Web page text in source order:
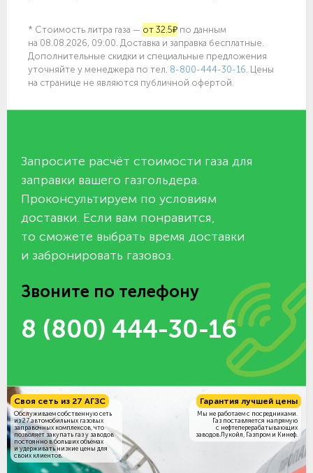
* Стоимость литра газа — от 32.5₽ по данным
на 08.08.2026, 09:00. Доставка и заправка бесплатные.
Дополнительные скидки и специальные предложения
уточняйте у менеджера по тел. 8-800-444-30-16 . Цены
на странице не являются публичной офертой.
Запросите расчёт стоимости газа для
заправки вашего газгольдера.
Проконсультируем по условиям
доставки. Если вам понравится,
то сможете выбрать время доставки
и забронировать газовоз.
Звоните по телефону
8 (800) 444-30-16
Своя сеть из 27 АГЗС
Обслуживаем собственную сеть
из 27 автомобильных газовых
заправочных комплексов, что
позволяет закупать газ у заводов
постоянно в больших объёмах
и удерживать низкие цены для
своих клиентов.
Гарантия лучшей цены
Мы не работаем с посредниками.
Газ поставляется напрямую
с нефтеперерабатывающих
заводов Лукойл, Газпром и Кинеф.